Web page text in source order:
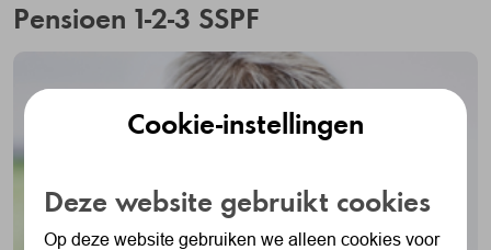
Pensioen 1-2-3 SSPF
Cookie-instellingen
Deze website gebruikt cookies
Op deze website gebruiken we alleen cookies voor